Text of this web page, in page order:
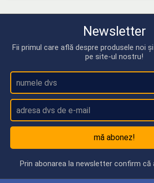
Newsletter
Fii primul care află despre produsele noi
pe site-ul nostru!
mă abonez!
Prin abonarea la newsletter confirm că